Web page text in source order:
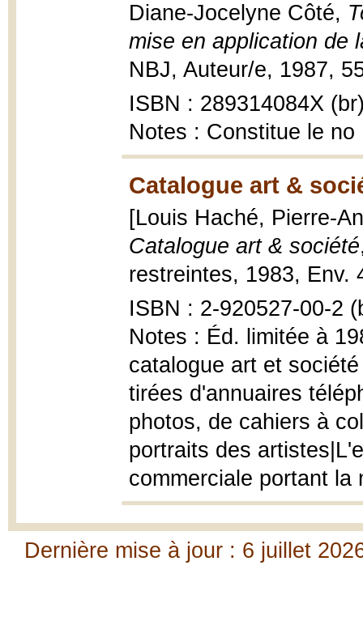
Diane-Jocelyne Côté,
mise en application de
NBJ, Auteur/e, 1987,
ISBN : 289314084X
Notes : Constitue le
Catalogue art &
[Louis Haché, Pierre-
Catalogue art & société
restreintes, 1983, Env.
ISBN : 2-920527-00-2
Notes : Éd. limitée à
catalogue art et
tirées d'annuaires
photos, de cahiers à
portraits des
commerciale portant la
Dernière mise à jour : 6 juillet